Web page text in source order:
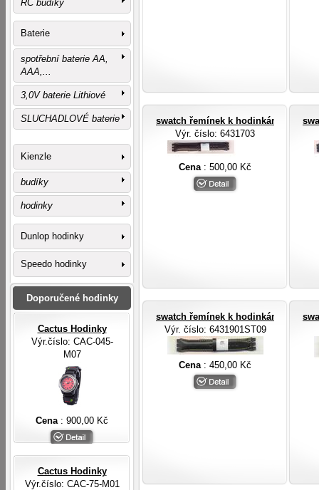
swatch řemínek k hodinkám swatch
Výr. číslo: 6431703
Cena : 500,00 Kč
swatch řemínek k hodinkám swatch
Výr. číslo: 6431901ST09
Cena : 450,00 Kč
RC budíky
Baterie
spotřební baterie AA,
AAA,...
3,0V baterie Lithiové
SLUCHADLOVÉ baterie
Kienzle
budíky
hodinky
Dunlop hodinky
Speedo hodinky
Doporučené hodinky
Cactus Hodinky
Výr.číslo: CAC-045-
M07
Cena : 900,00 Kč
Cactus Hodinky
Výr.číslo: CAC-75-M01